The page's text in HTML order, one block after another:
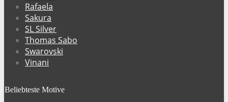
Rafaela
Sakura
SL Silver
Thomas Sabo
Swarovski
Vinani
Beliebteste Motive